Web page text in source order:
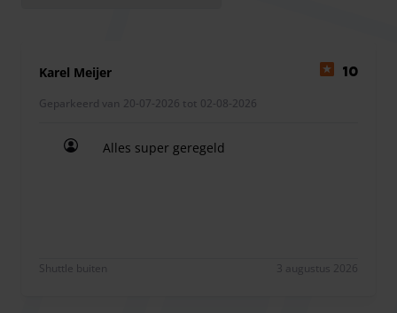
rekening hoeft te houden met andere reistijden. Wanneer
u parkeert bij P2 Weeze Airport zal uw auto bedekt zijn
door de zonnepanelen die ook functioneren als carports.
het weer!
omheind. Ook is de inrit van het terrein voorzien van een
Karel Meijer 10
Geparkeerd van 20-07-2026 tot 02-08-2026
Alles super geregeld
Shuttle buiten 3 augustus 2026